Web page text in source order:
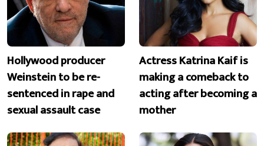
Hollywood producer
Weinstein to be re-
sentenced in rape and
sexual assault case
Actress Katrina Kaif is
making a comeback to
acting after becoming a
mother